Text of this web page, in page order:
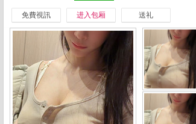
免費視訊 进入包厢 送礼